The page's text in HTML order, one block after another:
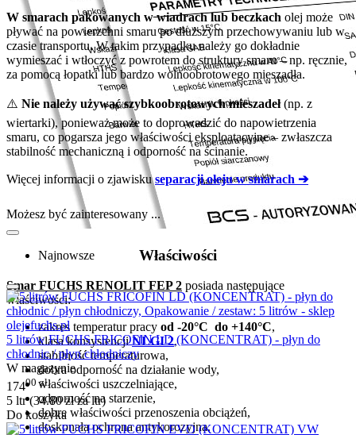
Właściwości
Smar FUCHS RENOLIT FEP 2 posiada następujące
właściwości:
zakres temperatur pracy od -20°C do +140°C,
klasa konsystencjiNLGI 2,
stabilność temperaturowa,
dobra odporność na działanie wody,
właściwości uszczelniające,
odporność na starzenie,
dobre właściwości przenoszenia obciążeń,
doskonała ochrona antykorozyjna.
W smarach pakowanych w wiadrach lub beczkach olej może
pływać na powierzchni smaru po dłuższym przechowywaniu lub w
czasie transportu. W takim przypadku należy go dokładnie
wymieszać i wtłoczyć z powrotem do struktury smaru – np. ręcznie,
za pomocą łopatki lub bardzo wolnoobrotowego mieszadła.
⚠️ Nie należy używać szybkoobrotowych mieszadeł(np. z
wiertarki), ponieważ może to doprowadzić do napowietrzenia
smaru, co pogarsza jego właściwości eksploatacyjne – zwłaszcza
stabilność mechaniczną i odporność na ścinanie.
Więcej informacji o zjawiskuseparacji oleju w smarach ➔
Możesz być zainteresowany ...
Najnowsze
5 litrów FUCHS FRICOFIN LD (KONCENTRAT) - płyn do
chłodnic / płyn chłodniczy
W magazynie
17400 zł
5 ltr (34.80złza ltr)
Do koszyka